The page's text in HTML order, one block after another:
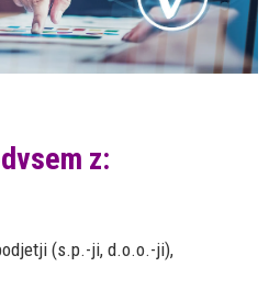
z:
(s.p.-ji, d.o.o.-ji),